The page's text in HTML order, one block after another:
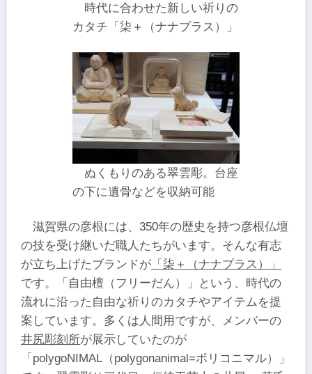
時代に合わせた新しい祈りの
カタチ「柒＋（ナナプラス）」
ぬくもりのある翠雲彫。台座
の下に遺骨などを収納可能
滋賀県の彦根には、350年の歴史を持つ彦根仏壇
の技を受け継いだ職人たちがいます。そんな有志
が立ち上げたブランドが 「柒＋（ナナプラス）」
です。「自由檀（フリーだん）」という、時代の
流れに沿った自由な祈りのカタチやアイテムを提
案しています。多くは人間用ですが、メンバーの
井尻彫刻所が展示していたのが
「polygoNIMAL（polygonanimal=ポリコニマル）」